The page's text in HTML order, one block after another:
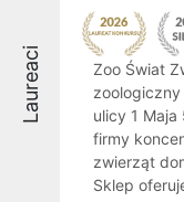
Laureaci
Zoo Świat
zoologiczny
ulicy 1 Maja
firmy
zwierząt
Sklep